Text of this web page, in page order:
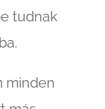
tudnak
minden